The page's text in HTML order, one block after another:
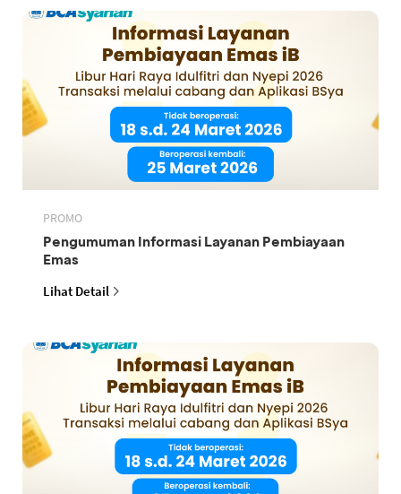
PROMO
Pengumuman Informasi Layanan Pembiayaan
Emas
Lihat Detail